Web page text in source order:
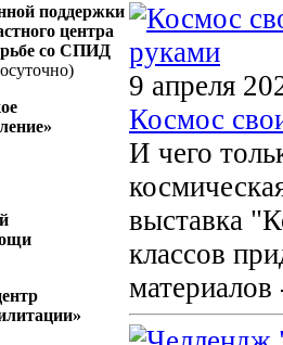
поддержки
центра
со СПИД
9 апреля
Космос
И чего
выставка
классов
материалов